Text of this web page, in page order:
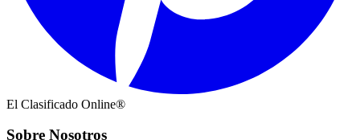
El Clasificado Online®
Sobre Nosotros